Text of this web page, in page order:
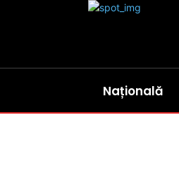
Națională